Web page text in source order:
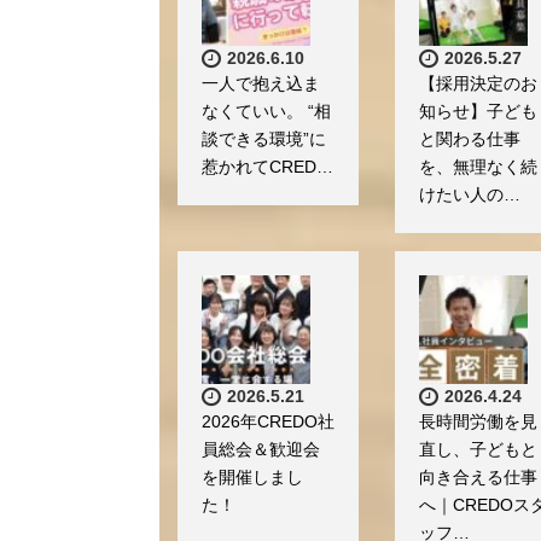
2026.6.10
一人で抱え込ま
なくていい。 “相
談できる環境”に
惹かれてCRED…
2026.5.27
【採用決定のお
知らせ】子ども
と関わる仕事
を、無理なく続
けたい人の…
2026.5.21
2026年CREDO社
員総会＆歓迎会
を開催しまし
た！
2026.4.24
長時間労働を見
直し、子どもと
向き合える仕事
へ｜CREDOス
ッフ…